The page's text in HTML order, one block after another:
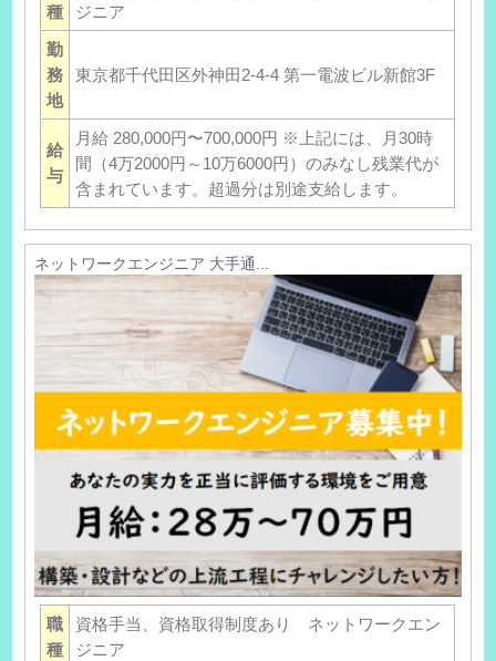
種
ジニア
勤
務
地
東京都千代田区外神田2-4-4 第一電波ビル新館3F
給
与
月給 280,000円〜700,000円 ※上記には、月30時
間（4万2000円～10万6000円）のみなし残業代が
含まれています。超過分は別途支給します。
ネットワークエンジニア 大手通...
職
種
資格手当、資格取得制度あり ネットワークエン
ジニア